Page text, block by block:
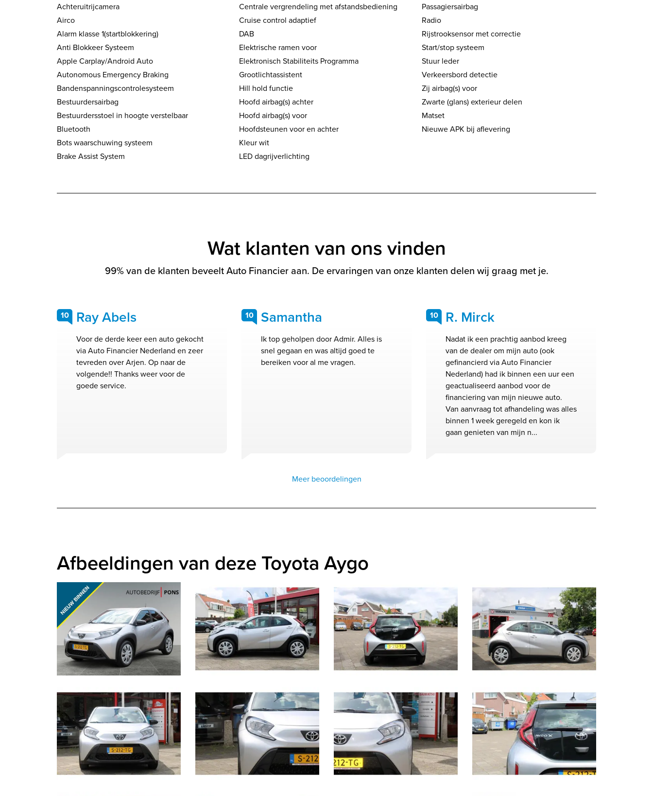
Achteruitrijcamera
Airco
Alarm klasse 1(startblokkering)
Anti Blokkeer Systeem
Apple Carplay/Android Auto
Autonomous Emergency Braking
Bandenspanningscontrolesysteem
Bestuurdersairbag
Bestuurdersstoel in hoogte verstelbaar
Bluetooth
Bots waarschuwing systeem
Brake Assist System
Centrale vergrendeling met afstandsbediening
Cruise control adaptief
DAB
Elektrische ramen voor
Elektronisch Stabiliteits Programma
Grootlichtassistent
Hill hold functie
Hoofd airbag(s) achter
Hoofd airbag(s) voor
Hoofdsteunen voor en achter
Kleur wit
LED dagrijverlichting
Passagiersairbag
Radio
Rijstrooksensor met correctie
Start/stop systeem
Stuur leder
Verkeersbord detectie
Zij airbag(s) voor
Zwarte (glans) exterieur delen
Matset
Nieuwe APK bij aflevering
Wat klanten van ons vinden
99% van de klanten beveelt Auto Financier aan. De ervaringen van onze klanten delen wij graag met je.
10 Ray Abels
Voor de derde keer een auto gekocht
via Auto Financier Nederland en zeer
tevreden over Arjen. Op naar de
volgende!! Thanks weer voor de
goede service.
10 Samantha
Ik top geholpen door Admir. Alles is
snel gegaan en was altijd goed te
bereiken voor al me vragen.
10 R. Mirck
Nadat ik een prachtig aanbod kreeg
van de dealer om mijn auto (ook
gefinancierd via Auto Financier
Nederland) had ik binnen een uur een
geactualiseerd aanbod voor de
financiering van mijn nieuwe auto.
Van aanvraag tot afhandeling was alles
binnen 1 week geregeld en kon ik
gaan genieten van mijn n...
Meer beoordelingen
Afbeeldingen van deze Toyota Aygo